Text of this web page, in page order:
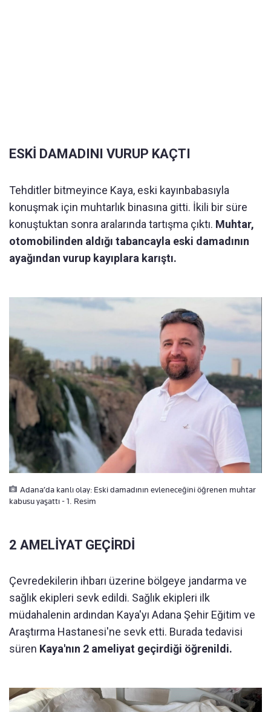
ESKİ DAMADINI VURUP KAÇTI
Tehditler bitmeyince Kaya, eski kayınbabasıyla
konuşmak için muhtarlık binasına gitti. İkili bir süre
konuştuktan sonra aralarında tartışma çıktı. Muhtar,
otomobilinden aldığı tabancayla eski damadının
ayağından vurup kayıplara karıştı.
Adana’da kanlı olay: Eski damadının evleneceğini öğrenen muhtar
kabusu yaşattı - 1. Resim
2 AMELİYAT GEÇİRDİ
Çevredekilerin ihbarı üzerine bölgeye jandarma ve
sağlık ekipleri sevk edildi. Sağlık ekipleri ilk
müdahalenin ardından Kaya'yı Adana Şehir Eğitim ve
Araştırma Hastanesi'ne sevk etti. Burada tedavisi
süren Kaya'nın 2 ameliyat geçirdiği öğrenildi.